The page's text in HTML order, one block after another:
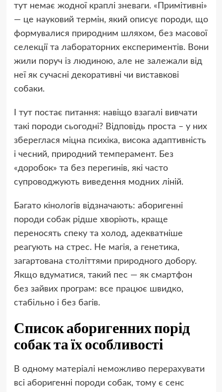
тут немає жодної краплі зневаги. «Примітивні»
— це науковий термін, який описує породи, що
формувалися природним шляхом, без масової
селекції та лабораторних експериментів. Вони
жили поруч із людиною, але не залежали від
неї як сучасні декоративні чи виставкові
собаки.
І тут постає питання: навіщо взагалі вивчати
такі породи сьогодні? Відповідь проста – у них
збереглася міцна психіка, висока адаптивність
і чесний, природний темперамент. Без
«доробок» та без перегинів, які часто
супроводжують виведення модних ліній.
Багато кінологів відзначають: аборигенні
породи собак рідше хворіють, краще
переносять спеку та холод, адекватніше
реагують на стрес. Не магія, а генетика,
загартована століттями природного добору.
Якщо вдуматися, такий пес — як смартфон
без зайвих програм: все працює швидко,
стабільно і без багів.
Список аборигенних порід
собак та їх особливості
В одному матеріалі неможливо перерахувати
всі аборигенні породи собак, тому є сенс